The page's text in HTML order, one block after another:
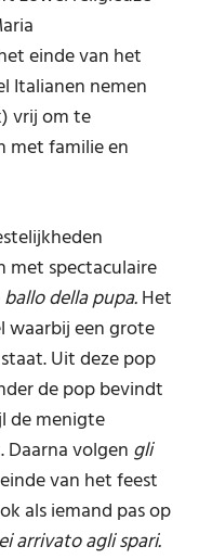
einde van het
Italianen nemen
vrij om te
met familie en
met spectaculaire
ballo della pupa.Het
waarbij een grote
Uit deze pop
de pop bevindt
de menigte
volgen gli
van het feest
als iemand pas op
arrivato agli spari.